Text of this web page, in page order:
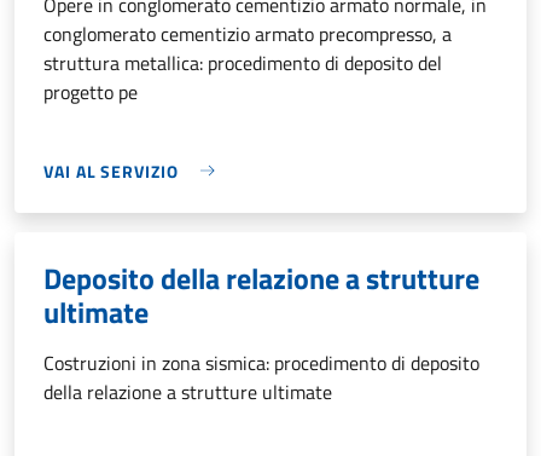
conglomerato cementizio armato precompresso, a
struttura metallica: procedimento di deposito del
progetto pe
VAI AL SERVIZIO
Deposito della relazione a strutture
ultimate
Costruzioni in zona sismica: procedimento di deposito
della relazione a strutture ultimate